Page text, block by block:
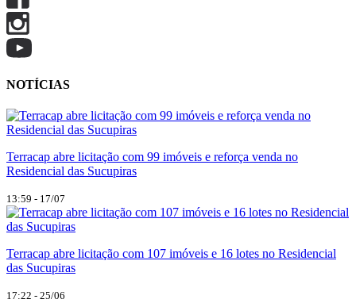
NOTÍCIAS
Terracap abre licitação com 99 imóveis e reforça venda no
Residencial das Sucupiras
13:59 - 17/07
Terracap abre licitação com 107 imóveis e 16 lotes no Residencial
das Sucupiras
17:22 - 25/06